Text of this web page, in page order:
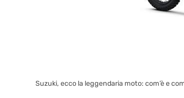
Suzuki, ecco la leggendaria moto: com’è e